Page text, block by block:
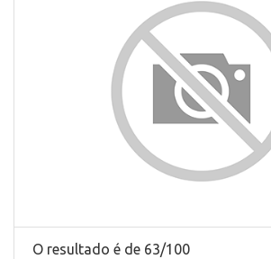
O resultado é de 63/100